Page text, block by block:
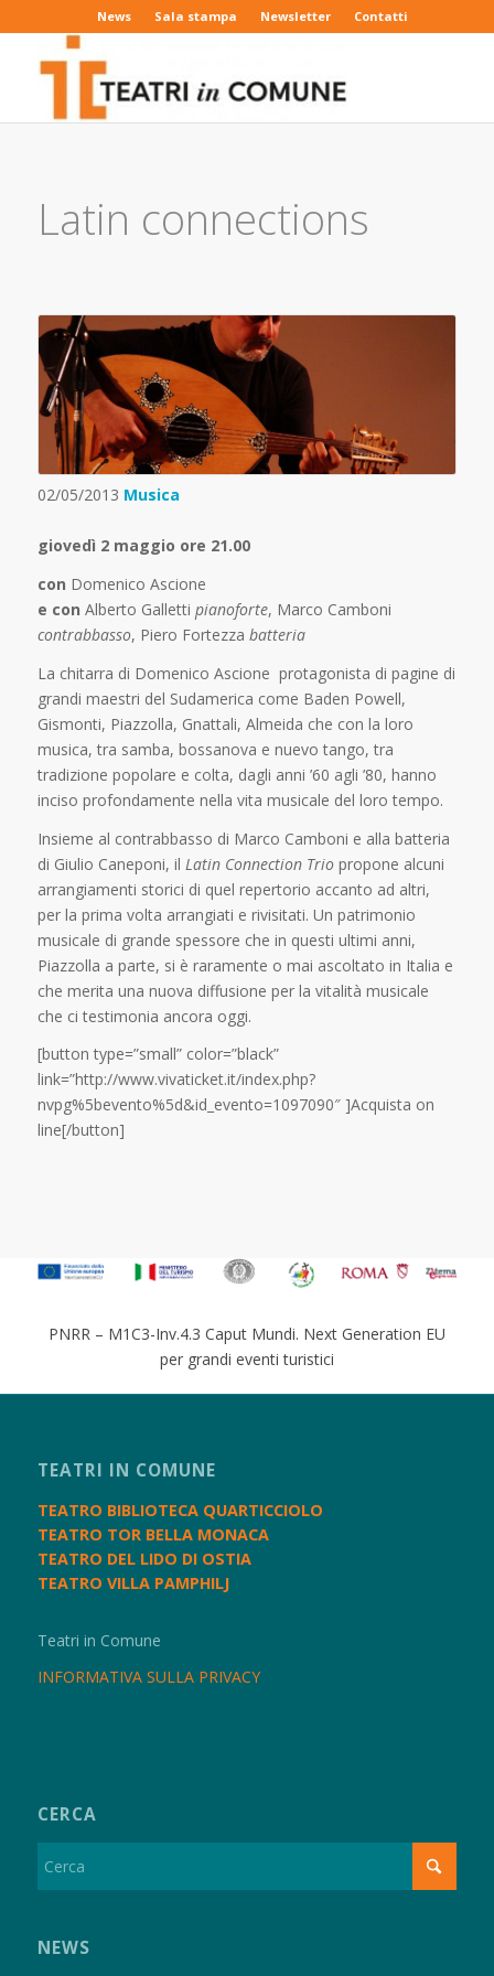
News Sala stampa Newsletter Contatti
Latin connections
02/05/2013 Musica
giovedì 2 maggio ore 21.00
con Domenico Ascione
e con Alberto Galletti pianoforte, Marco Camboni
contrabbasso, Piero Fortezza batteria
La chitarra di Domenico Ascione protagonista di pagine di
grandi maestri del Sudamerica come Baden Powell,
Gismonti, Piazzolla, Gnattali, Almeida che con la loro
musica, tra samba, bossanova e nuevo tango, tra
tradizione popolare e colta, dagli anni ’60 agli ’80, hanno
inciso profondamente nella vita musicale del loro tempo.
Insieme al contrabbasso di Marco Camboni e alla batteria
di Giulio Caneponi, il Latin Connection Triopropone alcuni
arrangiamenti storici di quel repertorio accanto ad altri,
per la prima volta arrangiati e rivisitati. Un patrimonio
musicale di grande spessore che in questi ultimi anni,
Piazzolla a parte, si è raramente o mai ascoltato in Italia e
che merita una nuova diffusione per la vitalità musicale
che ci testimonia ancora oggi.
[button type=”small” color=”black”
link=”http://www.vivaticket.it/index.php?
nvpg%5bevento%5d&id_evento=1097090″ ]Acquista on
line[/button]
PNRR – M1C3-Inv.4.3 Caput Mundi. Next Generation EU
per grandi eventi turistici
TEATRI IN COMUNE
TEATRO BIBLIOTECA QUARTICCIOLO
TEATRO TOR BELLA MONACA
TEATRO DEL LIDO DI OSTIA
TEATRO VILLA PAMPHILJ
Teatri in Comune
INFORMATIVA SULLA PRIVACY
CERCA
NEWS